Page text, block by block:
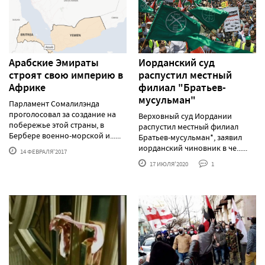
Арабские Эмираты
строят свою империю в
Африке
Парламент Сомалилэнда
проголосовал за создание на
побережье этой страны, в
Бербере военно-морской и......
14 ФЕВРАЛЯ'2017
Иорданский суд
распустил местный
филиал "Братьев-
мусульман"
Верховный суд Иордании
распустил местный филиал
Братьев-мусульман*, заявил
иорданский чиновник в че......
17 ИЮЛЯ'2020 1